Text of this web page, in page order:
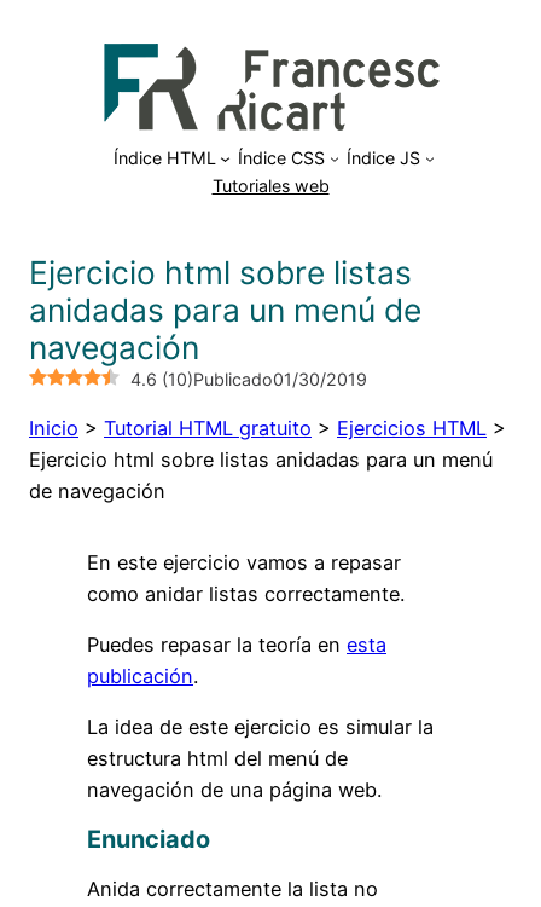
Índice HTML Índice CSS
Índice JS
Tutoriales web
Ejercicio html sobre listas
anidadas para un menú de
navegación
4.6 (10)Publicado01/30/2019
Inicio > Tutorial HTML gratuito > Ejercicios HTML >
Ejercicio html sobre listas anidadas para un menú
de navegación
En este ejercicio vamos a repasar
como anidar listas correctamente.
Puedes repasar la teoría en esta
publicación.
La idea de este ejercicio es simular la
estructura html del menú de
navegación de una página web.
Enunciado
Anida correctamente la lista no